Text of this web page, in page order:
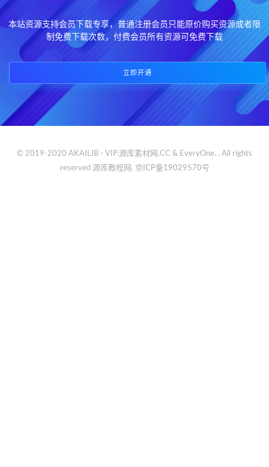
本站资源支持会员下载专享，普通注册会员只能原价购买资源或者限
制免费下载次数，付费会员所有资源可免费下载
立即开通
© 2019-2020 AKAILIB - VIP.源库素材网.CC & EveryOne. . All rights
reserved 源库教程网. 京ICP备19029570号